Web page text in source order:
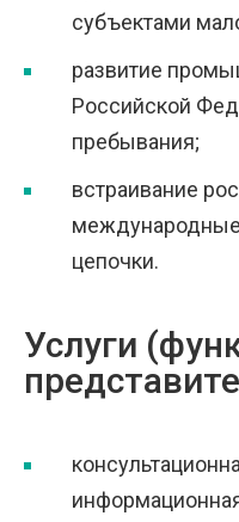
субъектами
развитие
Российской
пребывания;
встраивание
цепочки.
Услуги